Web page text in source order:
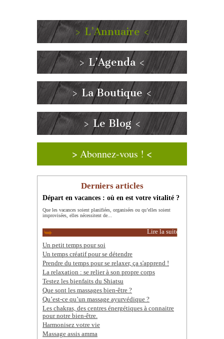
> L’Annuaire <
> L’Agenda <
> La Boutique <
> Le Blog <
> Abonnez-vous ! <
Derniers articles
Départ en vacances : où en est votre vitalité ?
Que les vacances soient planifiées, organisées ou qu’elles soient
improvisées, elles nécessitent de...
Lire la suite
Un petit temps pour soi
Un temps créatif pour se détendre
Prendre du temps pour se relaxer, ça s'apprend !
La relaxation : se relier à son propre corps
Testez les bienfaits du Shiatsu
Que sont les massages bien-être ?
Qu’est-ce qu’un massage ayurvédique ?
Les chakras, des centres énergétiques à connaitre
pour notre bien-être.
Harmonisez votre vie
Massage assis amma